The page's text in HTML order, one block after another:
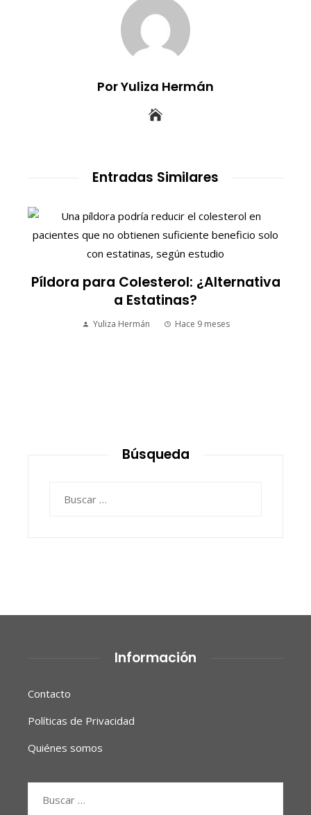
Por Yuliza Hermán
Entradas Similares
Píldora para Colesterol: ¿Alternativa
a Estatinas?
Yuliza Hermán Hace 9 meses
Búsqueda
Información
Contacto
Políticas de Privacidad
Quiénes somos